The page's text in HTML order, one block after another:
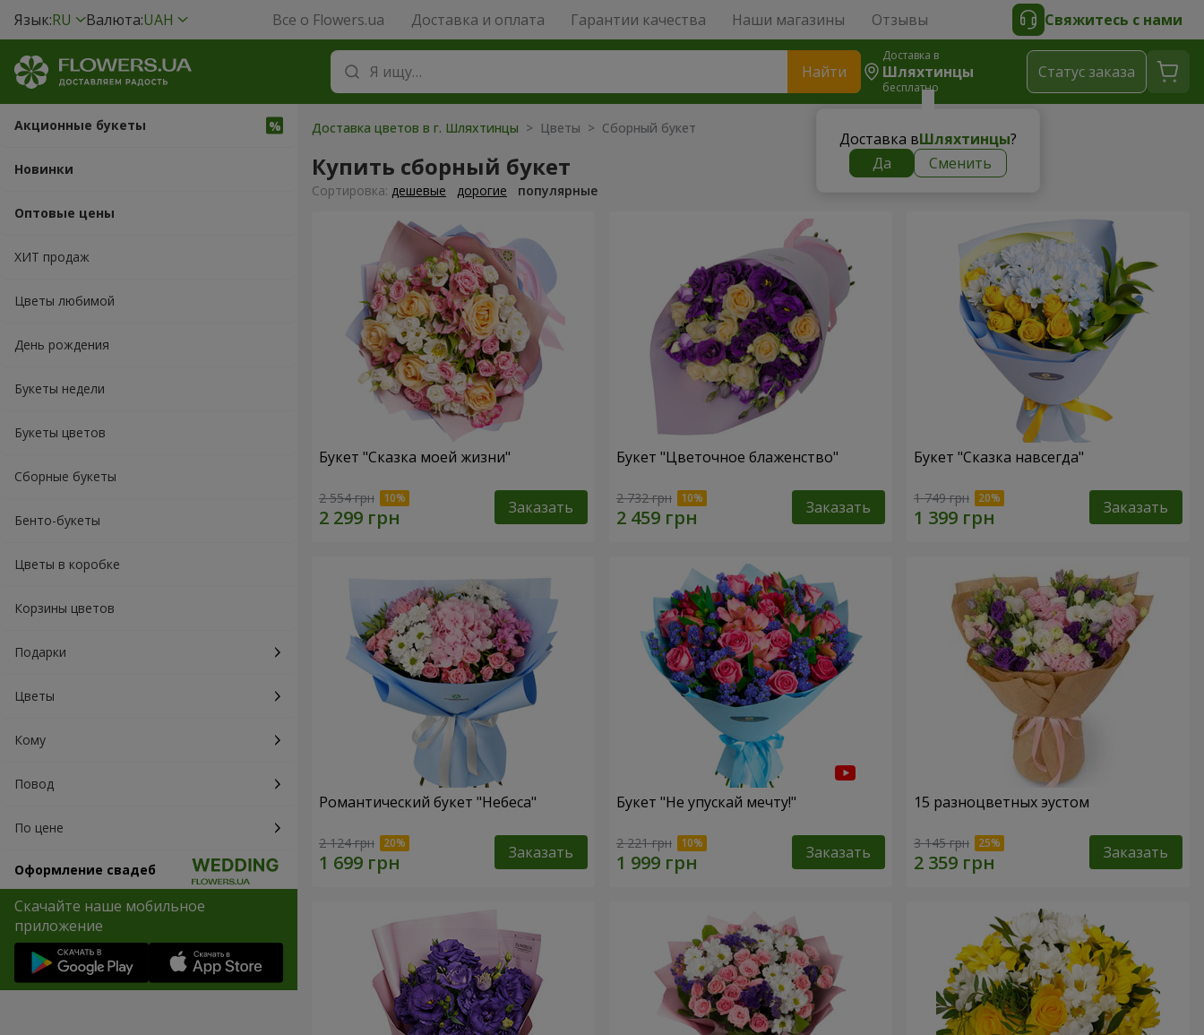
Язык:RU Валюта:UAH Все о Flowers.ua Доставка и оплата Гарантии качества Наши магазины Отзывы Свяжитесь с нами
Найти
Доставка в
Шляхтинцы
бесплатно
Доставка вШляхтинцы?
Да
Сменить
Cтатус заказа
Акционные букеты
Новинки
Оптовые цены
ХИТ продаж
Цветы любимой
День рождения
Букеты недели
Букеты цветов
Сборные букеты
Бенто-букеты
Цветы в коробке
Корзины цветов
Подарки
Цветы
Кому
Повод
По цене
Оформление свадеб
Скачайте наше мобильное
приложение
Доставка цветов в г. Шляхтинцы > Цветы > Сборный букет
Купить сборный букет
Cортировка: дешевые дорогие популярные
Букет "Сказка моей жизни"
2 554 грн Заказать
Букет "Цветочное блаженство"
2 732 грн Заказать
Букет "Сказка навсегда"
1 749 грн Заказать
Романтический букет "Небеса"
2 124 грн Заказать
Букет "Не упускай мечту!"
2 221 грн Заказать
15 разноцветных эустом
3 145 грн Заказать